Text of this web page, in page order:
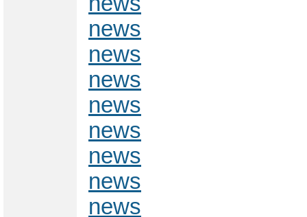
news
news
news
news
news
news
news
news